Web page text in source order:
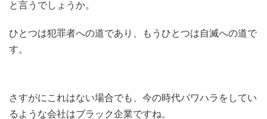
と言うでしょうか。
ひとつは犯罪者への道であり、もうひとつは自滅への道で
す。
さすがにこれはない場合でも、今の時代パワハラをしてい
るような会社はブラック企業ですね。